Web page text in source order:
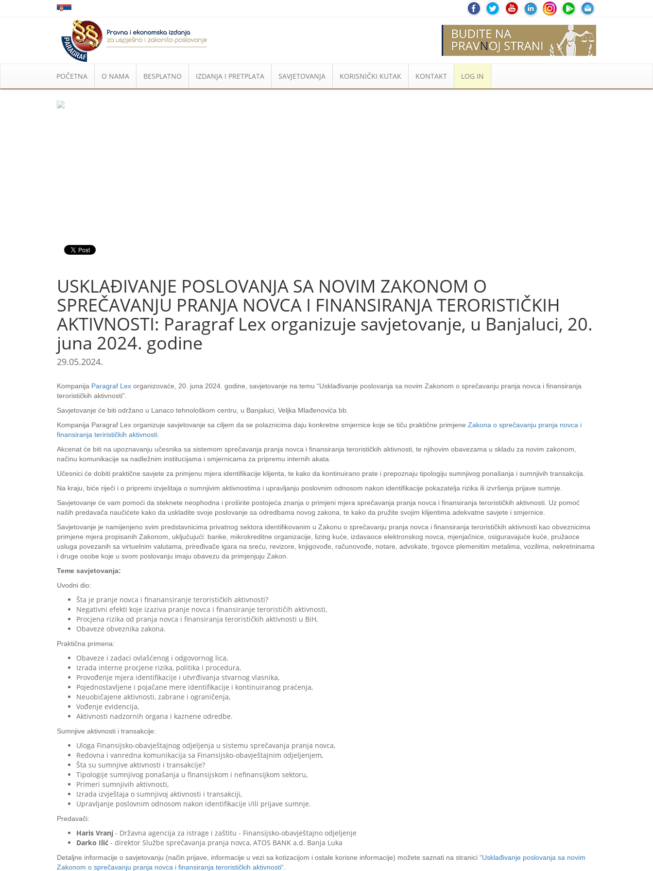
POČETNA O NAMA BESPLATNO IZDANJA I PRETPLATA SAVJETOVANJA KORISNIČKI KUTAK KONTAKT LOG IN
USKLAĐIVANJE POSLOVANJA SA NOVIM ZAKONOM O
SPREČAVANJU PRANJA NOVCA I FINANSIRANJA TERORISTIČKIH
AKTIVNOSTI: Paragraf Lex organizuje savjetovanje, u Banjaluci, 20.
juna 2024. godine
29.05.2024.
Kompanija Paragraf Lex organizovaće, 20. juna 2024. godine, savjetovanje na temu “Usklađivanje poslovanja sa novim Zakonom o sprečavanju pranja novca i finansiranja
terorističkih aktivnosti”.
Savjetovanje će biti održano u Lanaco tehnološkom centru, u Banjaluci, Veljka Mlađenovića bb.
Kompanija Paragraf Lex organizuje savjetovanje sa ciljem da se polaznicima daju konkretne smjernice koje se tiču praktične primjene Zakona o sprečavanju pranja novca i
finansiranja terirističkih aktivnosti
Akcenat će biti na upoznavanju učesnika sa sistemom sprečavanja pranja novca i finansiranja terorističkih aktivnosti, te njihovim obavezama u skladu za novim zakonom,
načinu komunikacije sa nadležnim institucijama i smjernicama za pripremu internih akata.
Učesnici će dobiti praktične savjete za primjenu mjera identifikacije klijenta, te kako da kontinuirano prate i prepoznaju tipologiju sumnjivog ponašanja i sumnjivih transakcija.
Na kraju, biće riječi i o pripremi izvještaja o sumnjivim aktivnostima i upravljanju poslovnim odnosom nakon identifikacije pokazatelja rizika ili izvršenja prijave sumnje.
Savjetovanje će vam pomoći da steknete neophodna i proširite postojeća znanja o primjeni mjera sprečavanja pranja novca i finansiranja terorističkih aktivnosti. Uz pomoć
naših predavača naučićete kako da uskladite svoje poslovanje sa odredbama novog zakona, te kako da pružite svojim klijentima adekvatne savjete i smjernice.
Savjetovanje je namijenjeno svim predstavnicima privatnog sektora identifikovanim u Zakonu o sprečavanju pranja novca i finansiranja terorističkih aktivnosti kao obveznicima
primjene mjera propisanih Zakonom, uključujući: banke, mikrokreditne organizacije, lizing kuće, izdavaoce elektronskog novca, mjenjačnice, osiguravajuće kuće, pružaoce
usluga povezanih sa virtuelnim valutama, priređivače igara na sreću, revizore, knjigovođe, računovođe, notare, advokate, trgovce plemenitim metalima, vozilima, nekretninama
i druge osobe koje u svom poslovanju imaju obavezu da primjenjuju Zakon.
Teme savjetovanja:
Uvodni dio:
Šta je pranje novca i finanansiranje terorističkih aktivnosti?
Negativni efekti koje izaziva pranje novca i finansiranje terorističih aktivnosti,
Procjena rizika od pranja novca i finansiranja terorističkih aktivnosti u BiH,
Obaveze obveznika zakona.
Praktična primena:
Obaveze i zadaci ovlašćenog i odgovornog lica,
Izrada interne procjene rizika, politika i procedura,
Provođenje mjera identifikacije i utvrđivanja stvarnog vlasnika,
Pojednostavljene i pojačane mere identifikacije i kontinuiranog praćenja,
Neuobičajene aktivnosti, zabrane i ograničenja,
Vođenje evidencija,
Aktivnosti nadzornih organa i kaznene odredbe.
Sumnjive aktivnosti i transakcije:
Uloga Finansijsko-obavјeštajnog odjeljenja u sistemu sprečavanja pranja novca,
Redovna i vanredna komunikacija sa Finansijsko-obavјeštajnim odjeljenjem,
Šta su sumnjive aktivnosti i transakcije?
Tipologije sumnjivog ponašanja u finansijskom i nefinansijkom sektoru,
Primeri sumnjivih aktivnosti,
Izrada izvještaja o sumnjivoj aktivnosti i transakciji,
Upravljanje poslovnim odnosom nakon identifikacije i/ili prijave sumnje.
Predavači:
Haris Vranj - Državnа agencijа za istrage i zaštitu - Finansijsko-obavještajno odjeljenje
Darko Ilić - direktor Službe sprečavanja pranja novca, ATOS BANK a.d. Banja Luka
Detaljne informacije o savjetovanju (način prijave, informacije u vezi sa kotizacijom i ostale korisne informacije) možete saznati na stranici “Usklađivanje poslovanja sa novim
Zakonom o sprečavanju pranja novca i finansiranja terorističkih aktivnosti“.